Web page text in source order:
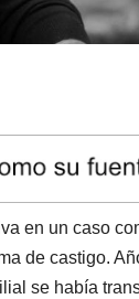
en un caso
de castigo.
se había